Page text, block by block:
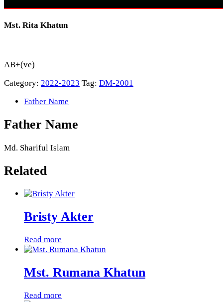
Mst. Rita Khatun
AB+(ve)
Category: 2022-2023 Tag: DM-2001
Father Name
Father Name
Md. Shariful Islam
Related
Bristy Akter
Read more
Mst. Rumana Khatun
Read more